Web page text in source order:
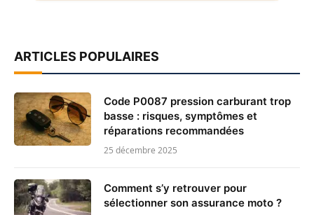
ARTICLES POPULAIRES
Code P0087 pression carburant trop
basse : risques, symptômes et
réparations recommandées
25 décembre 2025
Comment s’y retrouver pour
sélectionner son assurance moto ?